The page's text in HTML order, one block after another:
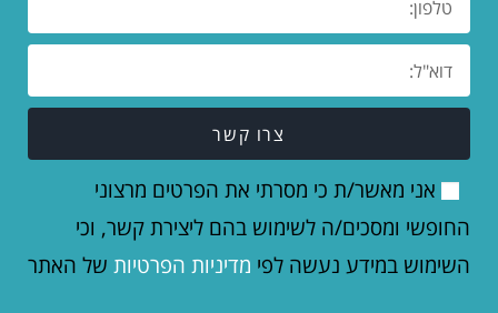
אני מאשר/ת כי מסרתי את הפרטים מרצוני
החופשי ומסכים/ה לשימוש בהם ליצירת קשר, וכי
השימוש במידע נעשה לפי מדיניות הפרטיות של האתר
צרו קשר